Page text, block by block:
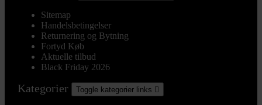
Sitemap
Handelsbetingelser
Returnering og Bytning
Fortyd Køb
Aktuelle tilbud
Black Friday 2026
Kategorier Toggle kategorier links 